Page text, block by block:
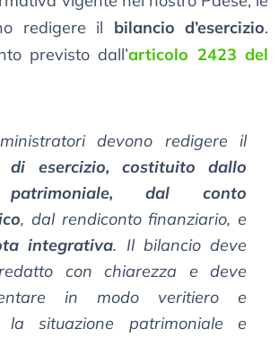
redigere il bilancio d’esercizio.
previsto dall’articolo 2423 del
devono redigere il
di esercizio, costituito dallo
dal conto
, dal rendiconto finanziario, e
integrativa. Il bilancio deve
con chiarezza e deve
in modo veritiero e
la situazione patrimoniale e